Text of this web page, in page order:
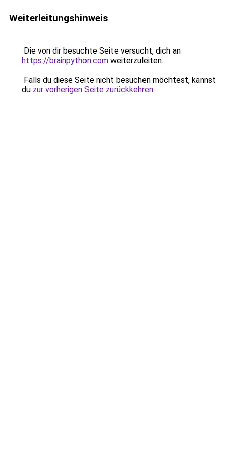
Weiterleitungshinweis
Die von dir besuchte Seite versucht, dich an
https://brainpython.com weiterzuleiten.
Falls du diese Seite nicht besuchen möchtest, kannst
du zur vorherigen Seite zurückkehren.